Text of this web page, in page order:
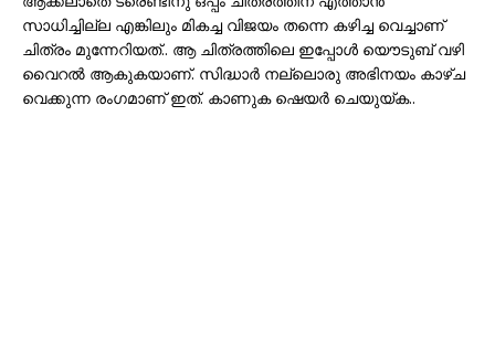
സാധിച്ചില്ല എങ്കിലും മികച്ച വിജയം തന്നെ കഴിച്ച വെച്ചാണ്‌
ചിത്രം മുന്നേറിയത്.. ആ ചിത്രത്തിലെ ഇപ്പോള്‍ യൌടുബ് വഴി
വൈറല്‍ ആകുകയാണ്. സിദ്ധാര്‍ നല്ലൊരു അഭിനയം കാഴ്ച
വെക്കുന്ന രംഗമാണ് ഇത്. കാണുക ഷെയര്‍ ചെയുയ്ക..